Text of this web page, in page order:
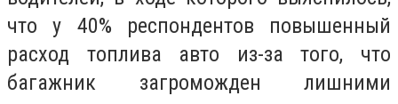
что у 40% респондентов повышенный
расход топлива авто из-за того, что
багажник загроможден лишними